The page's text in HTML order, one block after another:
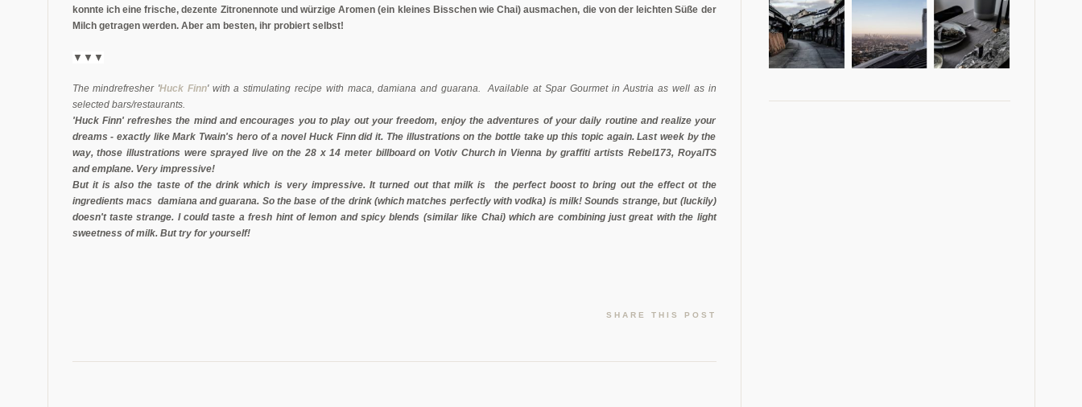
konnte ich eine frische, dezente Zitronennote und würzige Aromen (ein kleines Bisschen wie Chai) ausmachen, die von der leichten Süße der
Milch getragen werden. Aber am besten, ihr probiert selbst!
▼▼▼
The mindrefresher 'Huck Finn' with a stimulating recipe with maca, damiana and guarana. Available at Spar Gourmet in Austria as well as in
selected bars/restaurants.
'Huck Finn' refreshes the mind and encourages you to play out your freedom, enjoy the adventures of your daily routine and realize your
dreams - exactly like Mark Twain's hero of a novel Huck Finn did it. The illustrations on the bottle take up this topic again. Last week by the
way, those illustrations were sprayed live on the 28 x 14 meter billboard on Votiv Church in Vienna by graffiti artists Rebel173, RoyalTS
and emplane. Very impressive!
But it is also the taste of the drink which is very impressive. It turned out that milk is the perfect boost to bring out the effect ot the
ingredients macs damiana and guarana. So the base of the drink (which matches perfectly with vodka) is milk! Sounds strange, but (luckily)
doesn't taste strange. I could taste a fresh hint of lemon and spicy blends (similar like Chai) which are combining just great with the light
sweetness of milk. But try for yourself!
SHARE THIS POST